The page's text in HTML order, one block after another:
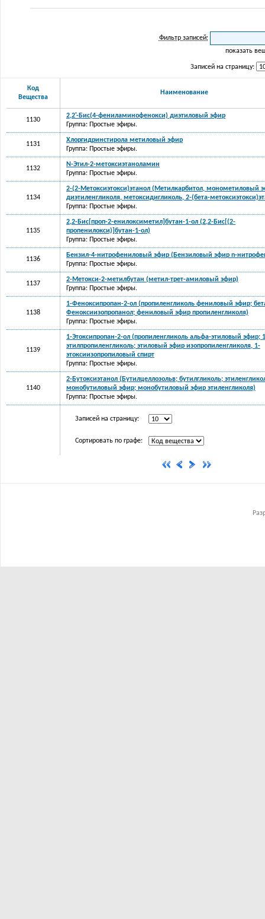
Фильтр записей:
показать
Записей на страницу:
Код
Вещества
Наименование
1130
2,2'-Бис(4-фениламинофенокси) диэтиловый эфир
Группа: Простые эфиры.
1131
Хлоргидринстирола метиловый эфир
Группа: Простые эфиры.
1132
N-Этил-2-метоксиэтаноламин
Группа: Простые эфиры.
1134
2-(2-Метоксиэтокси)этанол (Метилкарбитол, монометиловый
диэтиленгликоля, метоксидигликоль, 2-(бета-
Группа: Простые эфиры.
1135
2,2-Бис[проп-2-енилоксиметил]бутан-1-ол (2,2-Бис[(2-
пропенилокси)]бутан-1-ол)
Группа: Простые эфиры.
1136
Бензил-4-нитрофениловый эфир (Бензиловый эфир n-
Группа: Простые эфиры.
1137
2-Метокси-2-метилбутан (метил-трет-амиловый эфир)
Группа: Простые эфиры.
1138
1-Феноксипропан-2-ол (пропиленгликоль фениловый эфир;
Феноксиизопропанол; фениловый эфир пропиленгликоля)
Группа: Простые эфиры.
1139
1-Этоксипропан-2-ол (пропиленгликоль альфа-этиловый эфир;
этилпропиленгликоль; этиловый эфир изопропиленгликоля, 1-
этоксиизопропиловый спирт
Группа: Простые эфиры.
1140
2-Бутоксиэтанол (Бутилцеллозольв; бутилгликоль;
монобутиловый эфир; монобутиловый эфир этиленгликоля)
Группа: Простые эфиры.
Записей на страницу:
Сортировать по графе: